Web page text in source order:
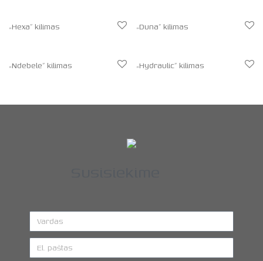
„Hexa” kilimas „Duna” kilimas
„Ndebele” kilimas „Hydraulic” kilimas